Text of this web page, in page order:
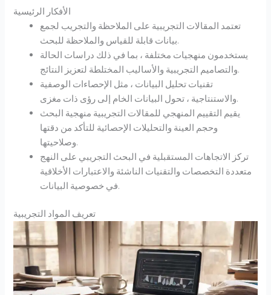
الأفكار الرئيسية
تعتمد المقالات التجريبية على الملاحظة والتجريب لجمع
بيانات قابلة للقياس والملاحظة للبحث.
يستخدمون منهجيات مختلفة ، بما في ذلك دراسات الحالة
والتصاميم التجريبية والأساليب المختلطة لتعزيز النتائج.
تقنيات تحليل البيانات ، مثل الإحصاءات الوصفية
والاستنتاجية ، تحول البيانات الخام إلى رؤى ذات مغزى.
يقيم التقييم المنهجي للمقالات التجريبية منهجية البحث
وحجم العينة والتحليلات الإحصائية للتأكد من دقتها
وصلاحيتها.
تركز الاتجاهات المستقبلية في البحث التجريبي على النهج
متعددة التخصصات والتقنيات الناشئة والاعتبارات الأخلاقية
في خصوصية البيانات.
تعريف المواد التجريبية